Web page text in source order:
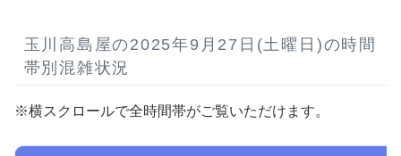
玉川高島屋の2025年9月27日(土曜日)の時間
帯別混雑状況
※横スクロールで全時間帯がご覧いただけます。